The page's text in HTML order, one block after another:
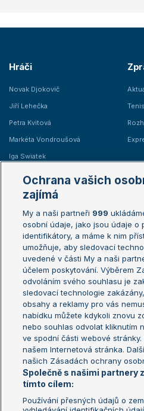
Hráči
Novak Djokovič
Jiří Lehečka
Petra Kvitová
Markéta Vondroušová
Iga Swiatek
Žebříčky
Žebříček ATP (muži)
Žebříček WTA (ženy)
Sázkařský žebříček
US
Aktualní trendy
Fotbalové přestupy
Livesport Daily
LS Prague Open
Ochrana vašich
zajímá
My a naši partneři 999
osobní údaje, jako jsou údaje o
identifikátory, a máme k nim
umožňuje, aby sledovací
uvedené v části My a naši
účelem poskytování. Výběrem
odvoláním svého souhlasu je
sledovací technologie
obsahy a reklamy pro vás
nabídku můžete kdykoli znovu
nebo souhlas odvolat kliknutím
ve spodní části webové
našem Internetová stránka.
našich Zásadách ochrany
Společně s našimi partnery
tímto cílem:
Používání přesných údajů o